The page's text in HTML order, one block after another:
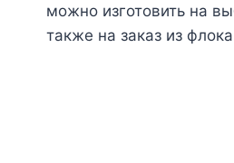
можно изготовить на
также на заказ из